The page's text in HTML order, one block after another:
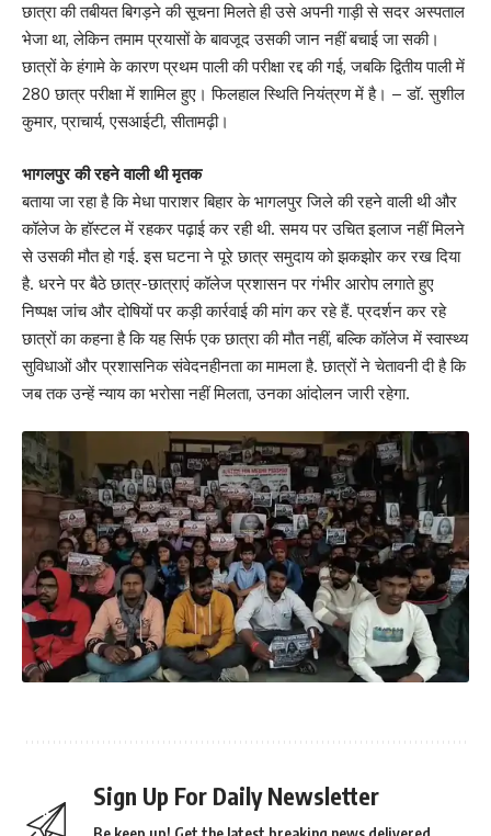
छात्रा की तबीयत बिगड़ने की सूचना मिलते ही उसे अपनी गाड़ी से सदर अस्पताल
भेजा था, लेकिन तमाम प्रयासों के बावजूद उसकी जान नहीं बचाई जा सकी।
छात्रों के हंगामे के कारण प्रथम पाली की परीक्षा रद्द की गई, जबकि द्वितीय पाली में
280 छात्र परीक्षा में शामिल हुए। फिलहाल स्थिति नियंत्रण में है। – डॉ. सुशील
कुमार, प्राचार्य, एसआईटी, सीतामढ़ी।
भागलपुर की रहने वाली थी मृतक
बताया जा रहा है कि मेधा पाराशर बिहार के भागलपुर जिले की रहने वाली थी और
कॉलेज के हॉस्टल में रहकर पढ़ाई कर रही थी. समय पर उचित इलाज नहीं मिलने
से उसकी मौत हो गई. इस घटना ने पूरे छात्र समुदाय को झकझोर कर रख दिया
है. धरने पर बैठे छात्र-छात्राएं कॉलेज प्रशासन पर गंभीर आरोप लगाते हुए
निष्पक्ष जांच और दोषियों पर कड़ी कार्रवाई की मांग कर रहे हैं. प्रदर्शन कर रहे
छात्रों का कहना है कि यह सिर्फ एक छात्रा की मौत नहीं, बल्कि कॉलेज में स्वास्थ्य
सुविधाओं और प्रशासनिक संवेदनहीनता का मामला है. छात्रों ने चेतावनी दी है कि
जब तक उन्हें न्याय का भरोसा नहीं मिलता, उनका आंदोलन जारी रहेगा.
Sign Up For Daily Newsletter